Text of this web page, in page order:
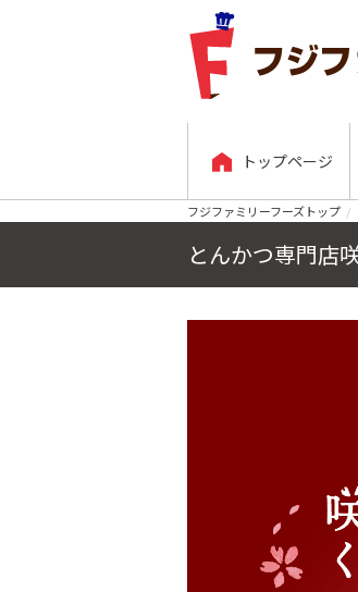
トップページ
フジファミリーフーズトップ
とんかつ専門店